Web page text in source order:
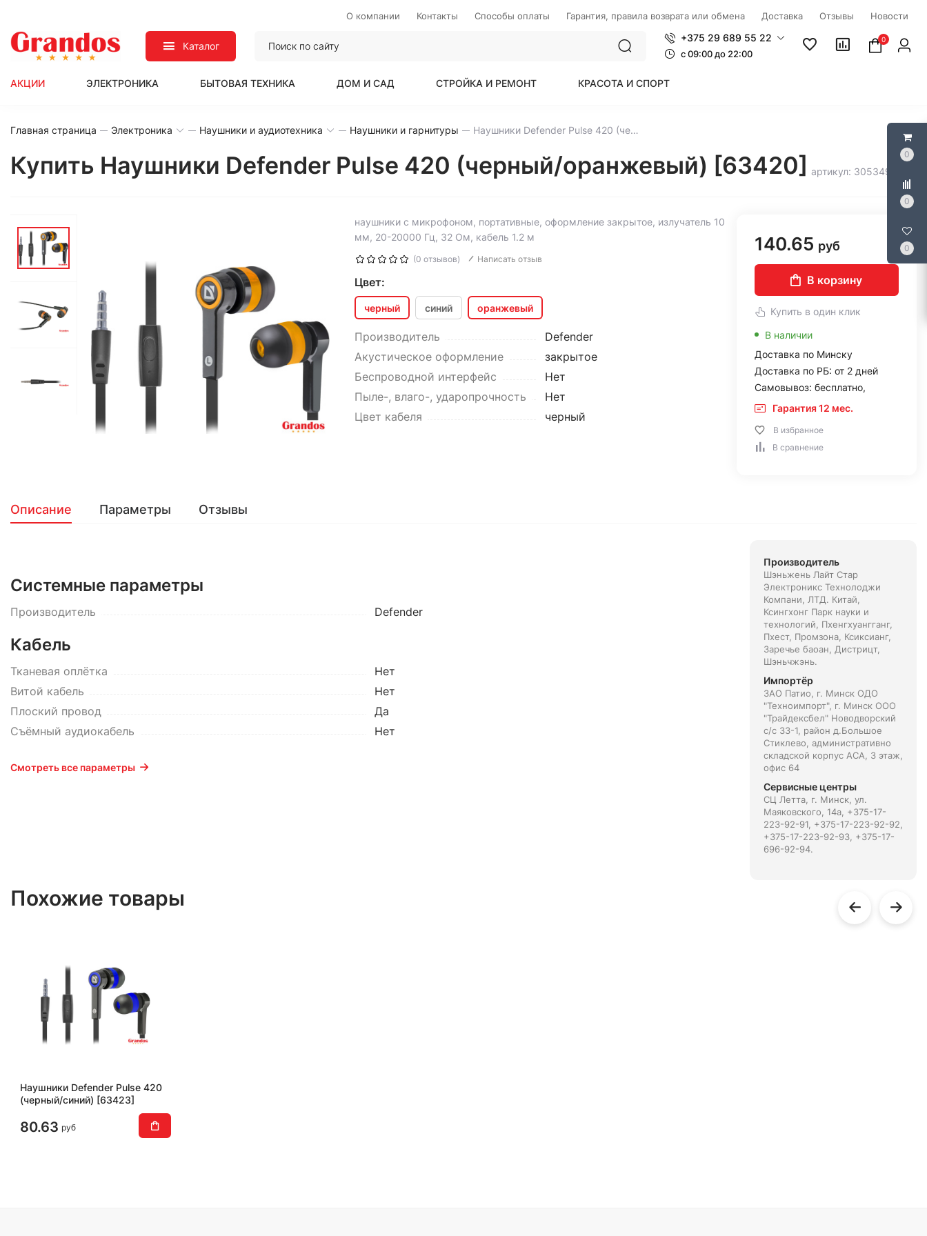
0
0
0
О компании Контакты Способы оплаты Гарантия, правила возврата или обмена Доставка Отзывы Новости
Каталог
+375 29 689 55 22
c 09:00 до 22:00
0
АКЦИИ ЭЛЕКТРОНИКА БЫТОВАЯ ТЕХНИКА ДОМ И САД СТРОЙКА И РЕМОНТ КРАСОТА И СПОРТ
Главная страница Электроника Наушники и аудиотехника Наушники и гарнитуры Наушники Defender Pulse 420 (черный/оранжевый) [63420]
Купить Наушники Defender Pulse 420 (черный/оранжевый) [63420] артикул: 305349
наушники с микрофоном, портативные, оформление закрытое, излучатель 10
мм, 20-20000 Гц, 32 Ом, кабель 1.2 м
(0 отзывов) Написать отзыв
Цвет:
черный синий оранжевый
Производитель
Defender
Акустическое оформление
закрытое
Беспроводной интерфейс
Нет
Пыле-, влаго-, ударопрочность
Нет
Цвет кабеля
черный
140.65 руб
В корзину
Купить в один клик
В наличии
Доставка по Минску
Доставка по РБ: от 2 дней
Самовывоз: бесплатно,
Гарантия 12 мес.
В избранное
В сравнение
Описание Параметры Отзывы
Системные параметры
Производитель Defender
Кабель
Тканевая оплётка
Нет
Витой кабель
Нет
Плоский провод
Да
Съёмный аудиокабель
Нет
Смотреть все параметры
Производитель
Шэньжень Лайт Стар
Электроникс Технолоджи
Компани, ЛТД. Китай,
Ксингхонг Парк науки и
технологий, Пхенгхуангганг,
Пхест, Промзона, Ксиксианг,
Заречье баоан, Дистрицт,
Шэньчжэнь.
Импортёр
ЗАО Патио, г. Минск ОДО
"Техноимпорт", г. Минск ООО
"Трайдексбел" Новодворский
с/с 33-1, район д.Большое
Стиклево, административно
складской корпус АСА, 3 этаж,
офис 64
Сервисные центры
СЦ Летта, г. Минск, ул.
Маяковского, 14а, +375-17-
223-92-91, +375-17-223-92-92,
+375-17-223-92-93, +375-17-
696-92-94.
Похожие товары
Наушники Defender Pulse 420
(черный/синий) [63423]
80.63 руб